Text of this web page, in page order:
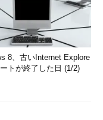
8、古いInternet Explore
トが終了した日 (1/2)